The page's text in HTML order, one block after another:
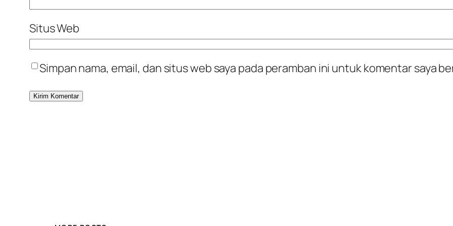
Situs Web
Simpan nama, email, dan situs web saya pada peramban ini untuk komentar saya